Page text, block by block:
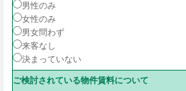
男性のみ
女性のみ
男女問わず
来客なし
決まっていない
ご検討されている物件賃料について